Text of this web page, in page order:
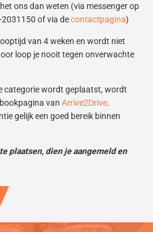
ons dan weten (via messenger op
of via decontactpagina)
van 4 weken en wordt niet
loop je nooit tegen onverwachte
categorie wordt geplaatst, wordt
van Arrive2Drive.
gelijk een goed bereik binnen
plaatsen, dien je aangemeld en